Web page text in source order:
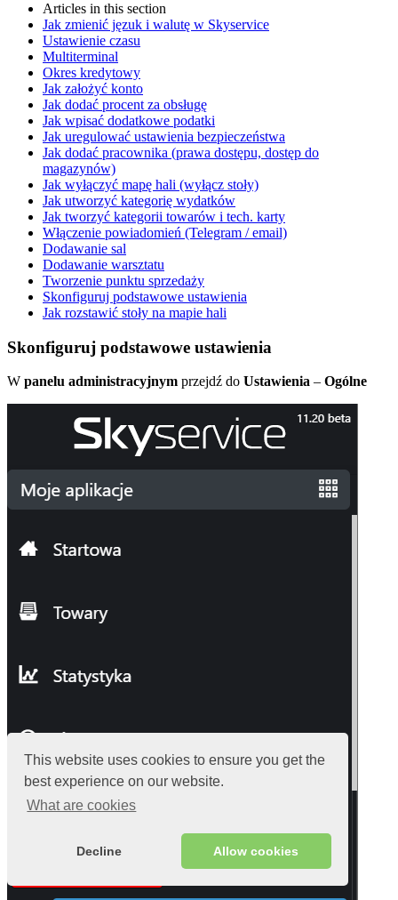
This website uses cookies to ensure you get the
best experience on our website.
What are cookies
Decline Allow cookies
Articles in this section
Jak zmienić jęzuk i walutę w Skyservice
Ustawienie czasu
Multiterminal
Okres kredytowy
Jak założyć konto
Jak dodać procent za obsługę
Jak wpisać dodatkowe podatki
Jak uregulować ustawienia bezpieczeństwa
Jak dodać pracownika (prawa dostępu, dostęp do
magazynów)
Jak wyłączyć mapę hali (wyłącz stoły)
Jak utworzyć kategorię wydatków
Jak tworzyć kategorii towarów i tech. karty
Włączenie powiadomień (Telegram / email)
Dodawanie sal
Dodawanie warsztatu
Tworzenie punktu sprzedaży
Skonfiguruj podstawowe ustawienia
Jak rozstawić stoły na mapie hali
Skonfiguruj podstawowe ustawienia
W panelu administracyjnym przejdź do Ustawienia – Ogólne